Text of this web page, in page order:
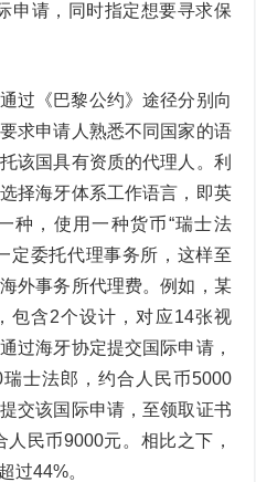
申请，同时指定想要寻求保
过《巴黎公约》途径分别向
求申请人熟悉不同国家的语
该国具有资质的代理人。利
择海牙体系工作语言，即英
种，使用一种货币“瑞士法
定委托代理事务所，这样至
外事务所代理费。例如，某
包含2个设计，对应14张视
过海牙协定提交国际申请，
士法郎，约合人民币5000
交该国际申请，至领取证书
民币9000元。相比之下，
过44%。